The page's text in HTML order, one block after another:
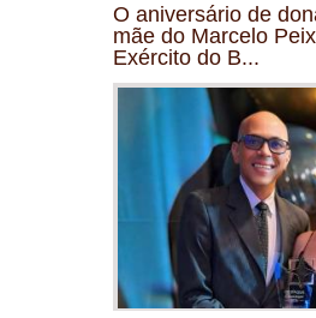
O aniversário de
mãe do Marcelo
Exército do B...